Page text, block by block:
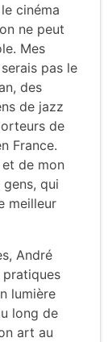
cinéma
ne peut
Mes
pas le
des
de jazz
de
France.
de mon
qui
meilleur
André
pratiques
lumière
long de
art au